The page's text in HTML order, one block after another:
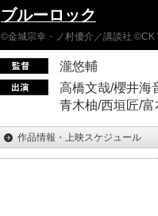
ブルーロック
©金城宗幸・ノ村優介／講談社 ©CK
瀧悠輔
高橋文哉/櫻井海
青木柚/西垣匠/
作品情報・上映スケジュール